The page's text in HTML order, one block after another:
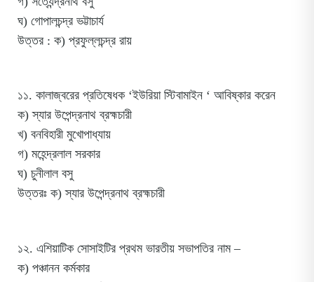
ঘ) গোপালচন্দ্র ভট্টাচার্য
উত্তর : ক) প্রফুল্লচন্দ্র রায়
১১. কালাজ্বরের প্রতিষেধক ‘ইউরিয়া স্টিবামাইন ‘ আবিষ্কার করেন
ক) স্যার উপেন্দ্রনাথ ব্রহ্মচারী
খ) বনবিহারী মুখোপাধ্যায়
গ) মহেন্দ্রলাল সরকার
ঘ) চুনীলাল বসু
উত্তরঃ ক) স্যার উপেন্দ্রনাথ ব্রহ্মচারী
১২. এশিয়াটিক সোসাইটির প্রথম ভারতীয় সভাপতির নাম –
ক) পঞ্চানন কর্মকার